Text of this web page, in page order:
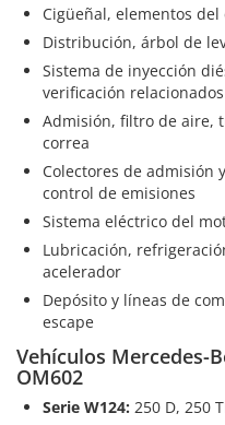
Cigüeñal, elementos
Distribución, árbol de
Sistema de inyección
verificación relacionados
Admisión, filtro de aire,
correa
Colectores de admisión
control de emisiones
Sistema eléctrico del
Lubricación,
acelerador
Depósito y líneas de
escape
Vehículos Mercedes-
OM602
Serie W124: 250 D, 250